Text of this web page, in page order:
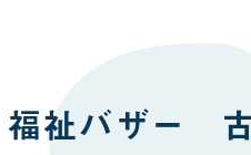
福祉バザー